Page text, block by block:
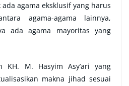
agama eksklusif yang harus
agama-agama lainnya,
ada agama mayoritas yang
KH. M. Hasyim Asy’ari yang
makna jihad sesuai